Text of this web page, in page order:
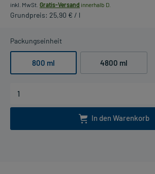
inkl. MwSt. Gratis-Versand innerhalb D.
Grundpreis: 25,90 € / l
Packungseinheit
800 ml 4800 ml
In den Warenkorb